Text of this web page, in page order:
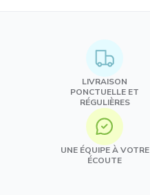
LIVRAISON
PONCTUELLE ET
RÉGULIÈRES
UNE ÉQUIPE À VOTRE
ÉCOUTE